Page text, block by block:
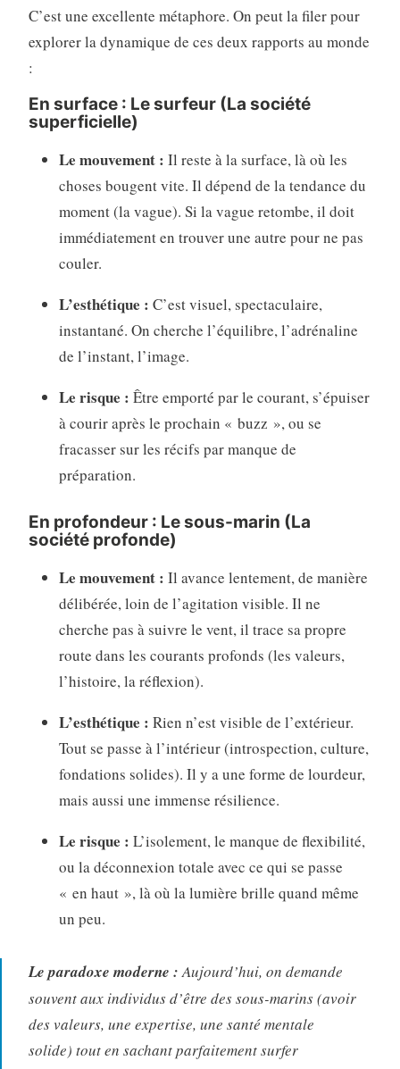
C’est une excellente métaphore. On peut la filer pour
explorer la dynamique de ces deux rapports au monde
:
En surface : Le surfeur (La société
superficielle)
Le mouvement : Il reste à la surface, là où les
choses bougent vite. Il dépend de la tendance du
moment (la vague). Si la vague retombe, il doit
immédiatement en trouver une autre pour ne pas
couler.
L’esthétique : C’est visuel, spectaculaire,
instantané. On cherche l’équilibre, l’adrénaline
de l’instant, l’image.
Le risque : Être emporté par le courant, s’épuiser
à courir après le prochain « buzz », ou se
fracasser sur les récifs par manque de
préparation.
En profondeur : Le sous-marin (La
société profonde)
Le mouvement : Il avance lentement, de manière
délibérée, loin de l’agitation visible. Il ne
cherche pas à suivre le vent, il trace sa propre
route dans les courants profonds (les valeurs,
l’histoire, la réflexion).
L’esthétique : Rien n’est visible de l’extérieur.
Tout se passe à l’intérieur (introspection, culture,
fondations solides). Il y a une forme de lourdeur,
mais aussi une immense résilience.
Le risque : L’isolement, le manque de flexibilité,
ou la déconnexion totale avec ce qui se passe
« en haut », là où la lumière brille quand même
un peu.
Le paradoxe moderne :Aujourd’hui, on demande
souvent aux individus d’être des sous-marins (avoir
des valeurs, une expertise, une santé mentale
solide) tout en sachant parfaitement surfer